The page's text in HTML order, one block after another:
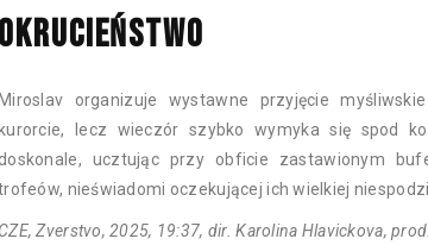
OKRUCIEŃSTWO
Miroslav organizuje wystawne przyjęcie
kurorcie, lecz wieczór szybko wymyka się spod
doskonale, ucztując przy obficie zastawionym
nieświadomi oczekującej ich wielkiej
CZE, Zverstvo, 2025, 19:37, dir. Karolina Hlavickova,